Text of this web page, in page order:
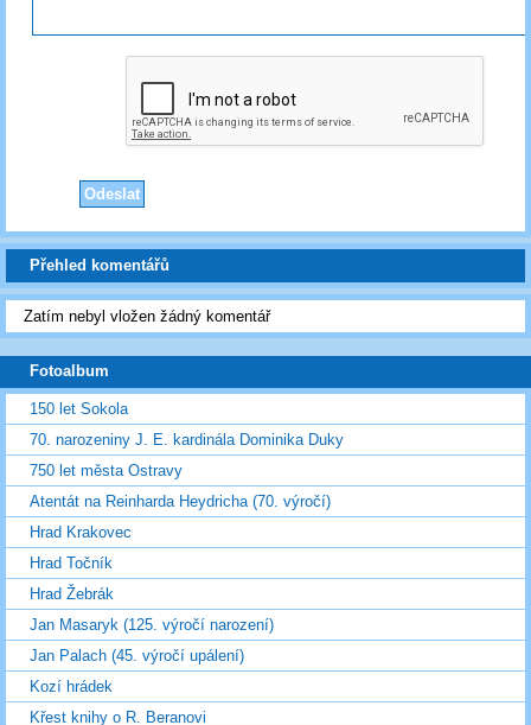
Přehled komentářů
Zatím nebyl vložen žádný komentář
Fotoalbum
150 let Sokola
70. narozeniny J. E. kardinála Dominika Duky
750 let města Ostravy
Atentát na Reinharda Heydricha (70. výročí)
Hrad Krakovec
Hrad Točník
Hrad Žebrák
Jan Masaryk (125. výročí narození)
Jan Palach (45. výročí upálení)
Kozí hrádek
Křest knihy o R. Beranovi